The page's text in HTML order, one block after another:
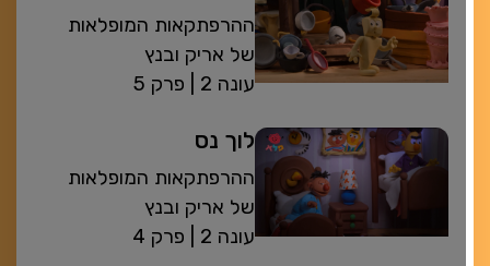
ההרפתקאות המופלאות
של אריק ובנץ
פרק 5
| עונה 2
לוך נס
ההרפתקאות המופלאות
של אריק ובנץ
פרק 4
| עונה 2